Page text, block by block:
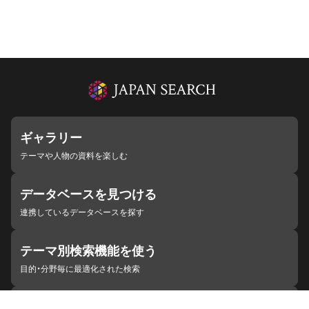
ギャラリー
テーマや人物の資料を楽しむ
データベースを見つける
連携しているデータベースを探す
テーマ別検索機能を使う
目的・分野毎に最適化された検索